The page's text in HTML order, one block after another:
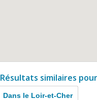
Résultats similaires
Dans le Loir-et-Cher